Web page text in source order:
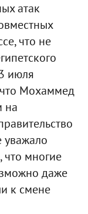
атак
что не
июля
Мохаммед
на
уважало
что многие
даже
к смене